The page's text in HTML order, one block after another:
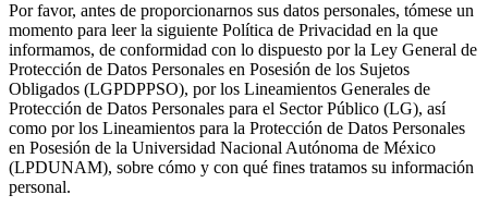
Por favor, antes de proporcionarnos sus datos personales, tómese un
momento para leer la siguiente Política de Privacidad en la que
informamos, de conformidad con lo dispuesto por la Ley General de
Protección de Datos Personales en Posesión de los Sujetos
Obligados (LGPDPPSO), por los Lineamientos Generales de
Protección de Datos Personales para el Sector Público (LG), así
como por los Lineamientos para la Protección de Datos Personales
en Posesión de la Universidad Nacional Autónoma de México
(LPDUNAM), sobre cómo y con qué fines tratamos su información
personal.